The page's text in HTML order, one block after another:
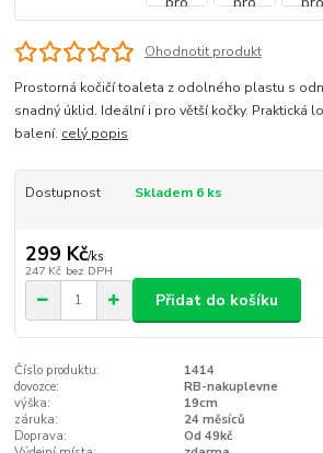
Ohodnotit produkt
Prostorná kočičí toaleta z odolného plastu s
snadný úklid. Ideální i pro větší kočky. Praktická
balení. celý popis
Dostupnost Skladem 6 ks
299 Kč/ks
247 Kč bez DPH
Přidat do košíku
Číslo produktu:
1414
dovozce:
RB-nakuplevne
výška:
19cm
záruka:
24 měsíců
Doprava:
Od 49kč